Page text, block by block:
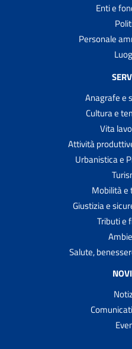
Enti e
Personale
Anagrafe e
Cultura e
Vita
Attività
Urbanistica e
Mobilità e
Giustizia e
Tributi e
Salute,